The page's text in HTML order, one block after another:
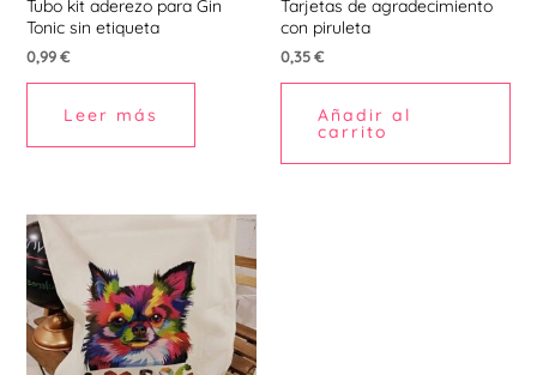
Tubo kit aderezo para Gin
Tonic sin etiqueta
0,99€
Leer más
Tarjetas de agradecimiento
con piruleta
0,35€
Añadir al
carrito